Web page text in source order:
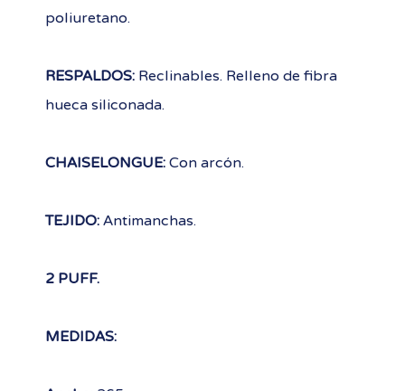
poliuretano.
RESPALDOS: Reclinables. Relleno de fibra
hueca siliconada.
CHAISELONGUE: Con arcón.
TEJIDO: Antimanchas.
2 PUFF.
MEDIDAS: